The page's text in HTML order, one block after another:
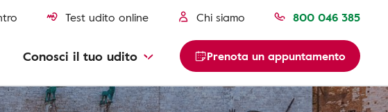
Test udito online Chi siamo 800 046 385
Conosci il tuo udito Prenota un appuntamento